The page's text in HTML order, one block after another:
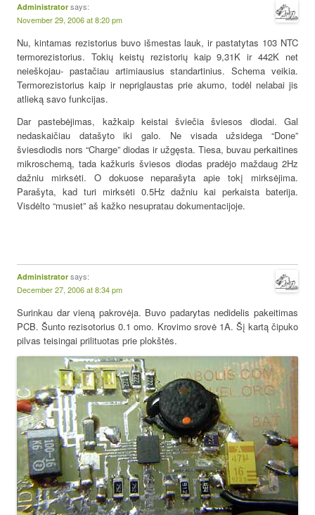
Administrator says:
November 29, 2006 at 8:20 pm
Nu, kintamas rezistorius buvo išmestas lauk, ir pastatytas 103 NTC
termorezistorius. Tokių keistų rezistorių kaip 9,31K ir 442K net
neieškojau- pastačiau artimiausius standartinius. Schema veikia.
Termorezistorius kaip ir nepriglaustas prie akumo, todėl nelabai jis
atlieką savo funkcijas.
Dar pastebėjimas, kažkaip keistai šviečia šviesos diodai. Gal
nedaskaičiau datašyto iki galo. Ne visada užsidega “Done”
šviesdiodis nors “Charge” diodas ir užgęsta. Tiesa, buvau perkaitines
mikroschemą, tada kažkuris šviesos diodas pradėjo maždaug 2Hz
dažniu mirksėti. O dokuose neparašyta apie tokį mirksėjima.
Parašyta, kad turi mirksėti 0.5Hz dažniu kai perkaista baterija.
Visdėlto “musiet” aš kažko nesupratau dokumentacijoje.
Administrator says:
December 27, 2006 at 8:34 pm
Surinkau dar vieną pakrovėja. Buvo padarytas nedidelis pakeitimas
PCB. Šunto rezisotorius 0.1 omo. Krovimo srovė 1A. Šį kartą čipuko
pilvas teisingai prilituotas prie plokštės.